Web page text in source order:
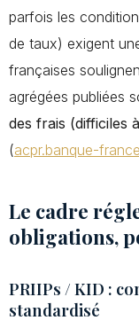
parfois les
de taux) exigent
françaises
agrégées publiées
des frais (difficiles
(acpr.banque-
Le cadre
obligations,
PRIIPs / KID :
standardisé